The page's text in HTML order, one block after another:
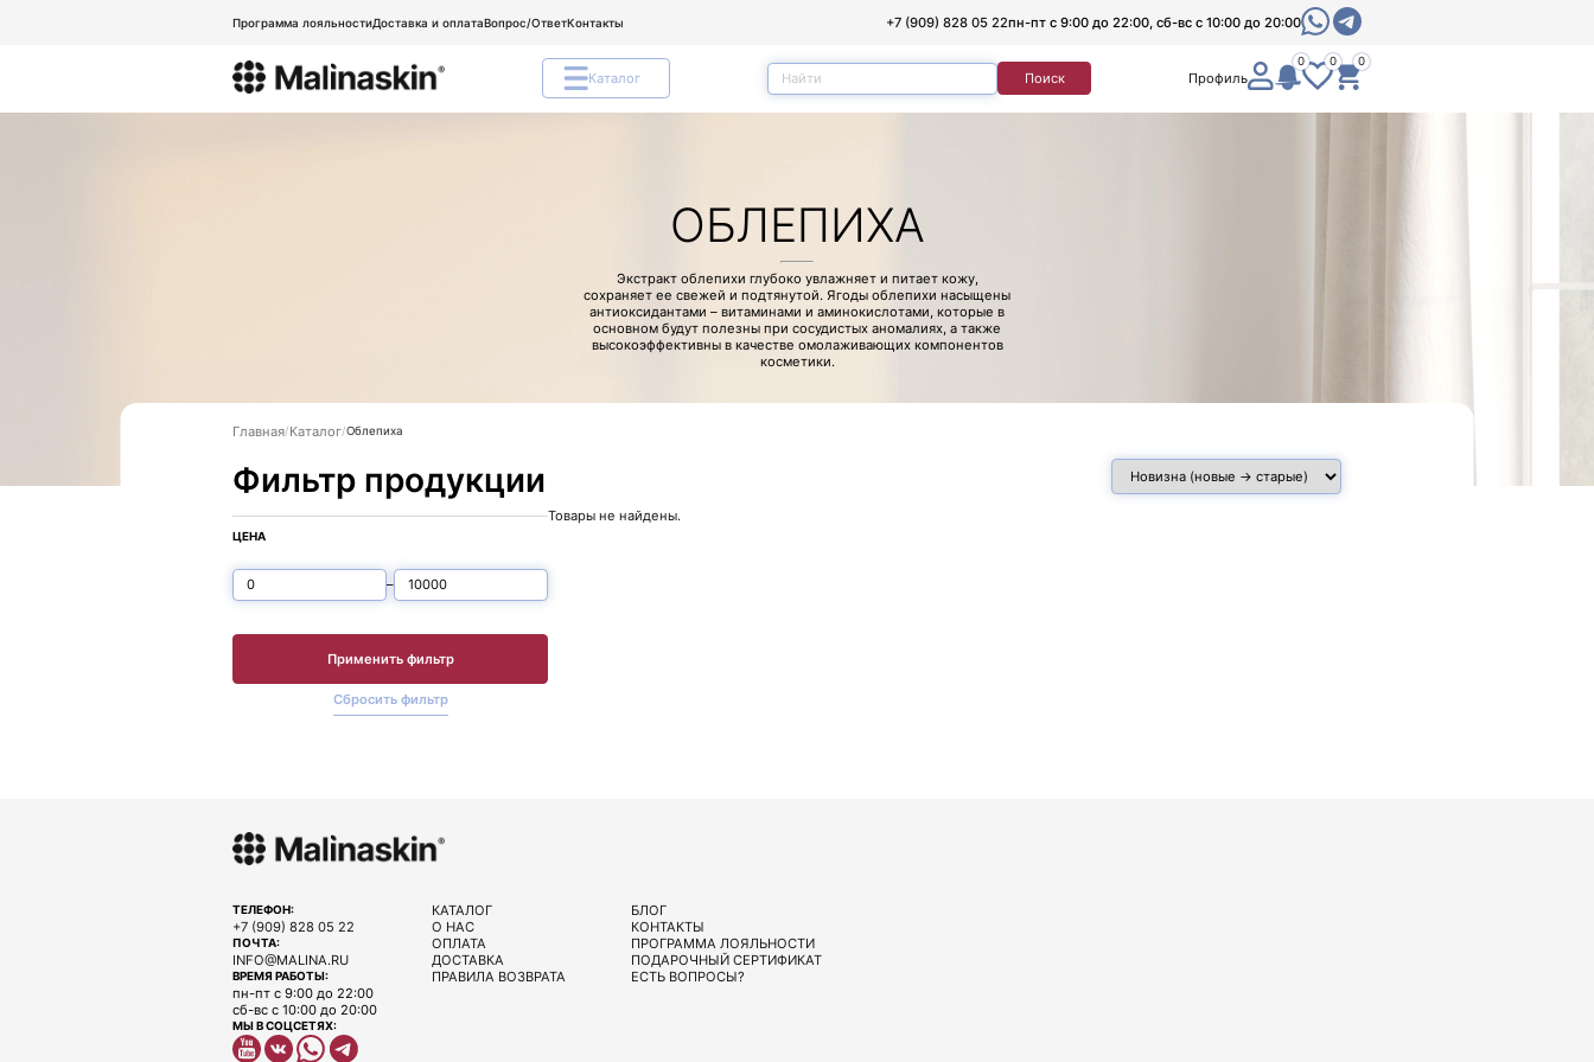
Программа лояльностиДоставка и оплатаВопрос/ОтветКонтакты +7 (909) 828 05 22пн-пт с 9:00 до 22:00, сб-вс с 10:00 до 20:00
Каталог Поиск Профиль
0 0 0
ОБЛЕПИХА
Экстракт облепихи глубоко увлажняет и питает кожу,
сохраняет ее свежей и подтянутой. Ягоды облепихи насыщены
антиоксидантами – витаминами и аминокислотами, которые в
основном будут полезны при сосудистых аномалиях, а также
высокоэффективны в качестве омолаживающих компонентов
косметики.
Главная Каталог Облепиха
Фильтр продукции
ЦЕНА
–
Применить фильтр
Сбросить фильтр
Товары не найдены.
ТЕЛЕФОН:
+7 (909) 828 05 22
ПОЧТА:
INFO@MALINA.RU
ВРЕМЯ РАБОТЫ:
пн-пт с 9:00 до 22:00
сб-вс с 10:00 до 20:00
МЫ В СОЦСЕТЯХ:
КАТАЛОГ
О НАС
ОПЛАТА
ДОСТАВКА
ПРАВИЛА ВОЗВРАТА
БЛОГ
КОНТАКТЫ
ПРОГРАММА ЛОЯЛЬНОСТИ
ПОДАРОЧНЫЙ СЕРТИФИКАТ
ЕСТЬ ВОПРОСЫ?